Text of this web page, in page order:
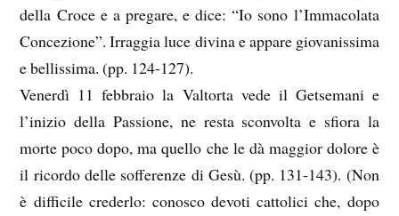
della Croce e a pregare, e dice: “Io sono l’Immacolata
Concezione”. Irraggia luce divina e appare giovanissima
e bellissima. (pp. 124-127).
Venerdì 11 febbraio la Valtorta vede il Getsemani e
l’inizio della Passione, ne resta sconvolta e sfiora la
morte poco dopo, ma quello che le dà maggior dolore è
il ricordo delle sofferenze di Gesù. (pp. 131-143). (Non
è difficile crederlo: conosco devoti cattolici che, dopo